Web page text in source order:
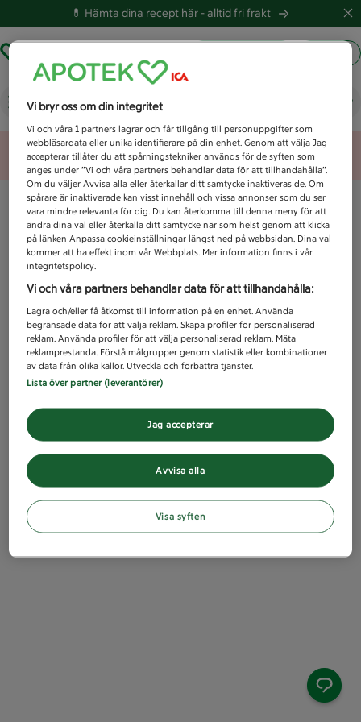
💊 Hämta dina recept här -alltid fri frakt
Vad letar du efter idag?
Unknown error
Vi bryr oss om din integritet
Vi och våra1 partners lagrar och får tillgång till personuppgifter som
webbläsardata eller unika identifierare på din enhet. Genom att välja Jag
accepterar tillåter du att spårningstekniker används för de syften som
anges under ”Vi och våra partners behandlar data för att tillhandahålla”.
Om du väljer Avvisa alla eller återkallar ditt samtycke inaktiveras de. Om
spårare är inaktiverade kan visst innehåll och vissa annonser som du ser
vara mindre relevanta för dig. Du kan återkomma till denna meny för att
ändra dina val eller återkalla ditt samtycke när som helst genom att klicka
på länken Anpassa cookieinställningar längst ned på webbsidan. Dina val
kommer att ha effekt inom vår Webbplats. Mer information finns i vår
integritetspolicy.
Vi och våra partners behandlar data för att tillhandahålla:
Lagra och/eller få åtkomst till information på en enhet. Använda
begränsade data för att välja reklam. Skapa profiler för personaliserad
reklam. Använda profiler för att välja personaliserad reklam. Mäta
reklamprestanda. Förstå målgrupper genom statistik eller kombinationer
av data från olika källor. Utveckla och förbättra tjänster.
Lista över partner (leverantörer)
Avvisa alla
Jag accepterar
Visa syften